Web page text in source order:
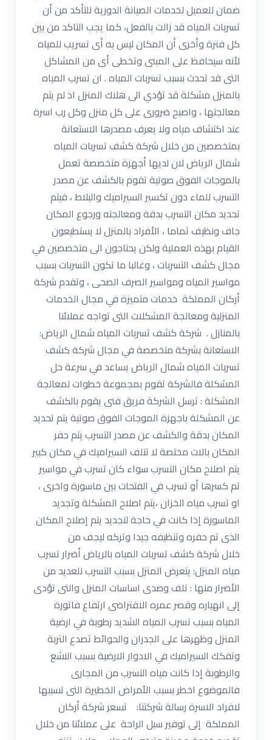
ضمان للعميل لخدمات الصيانة الدورية للتأكد من أن
تسربات المياه قد زالت بالفعل، كما يجب التاكد من بين
كل فترة وأخرى أن المكان ليس به أى تسريب للمياه
لأنه سيحافظ على المبنى وتخطى أى من المشاكل
التى قد تحدث بسبب تسربات المياه . ان تسرب المياه
بالمنزل مشكلة قد تؤدي الى هلاك المنزل اذ لم يتم
معالجتها ، واصبح ضرورى على كل منزل وكل رب اسرة
عند اكتشاف مياه ولا يعرف مصدرها الاستعانة
بمتخصصين من خلال شركة كشف تسربات المياه
شمال الرياض لان لديها أجهزة متخصصة تعمل
بالموجات الفوق صوتية تقوم بالكشف عن مصدر
التسرب للماء دون تكسير السيراميك والبلاط ، فيتم
تحديد مكان التسرب بدقة ومعالجته ورجوع المكان
جاف ونظيف تماما ، الأفراد بالمنزل لا يستطيعون
القيام بهذه العملية ولكن يحتاجون الى متخصصين في
مجال كشف التسربات ، وغالبا ما تكون التسربات بسبب
مواسير المياه ومواسير الصرف الصحى ، وتقدم شركة
أركان المملكة خدمات متميزة في مجال الخدمات
المنزلية ومعالجة المشكلات التى تواجه عملائنا
بالمنازل . شركة كشف تسربات المياه شمال الرياض:
الاستعانة بشركة متخصصة في مجال شركة كشف
تسربات المياه شمال الرياض يساعد في سرعة حل
المشكلة فالشركة تقوم بمجموعة خطوات لمعالجة
المشكلة : ترسل الشركة فريق فنى يقوم بالكشف
عن المشكلة باجهزة الموجات الفوق صوتية يتم تحديد
المكان بدقة والكشف عن مصدر التسرب يتم حفر
المكان بالات مختصة لا تتلف السيراميك في مكان كبير
يتم اصلاح مكان التسرب سواء كان تسرب في مواسير
تم كسرها أو تسرب في الفتحات بين ماسورة واخرى ،
او تسرب مياه الخزان ،يتم اصلاح المشكلة وتجديد
الماسورة إذا كانت في حاجة لتجديد يتم إصلاح المكان
الذى تم حفره وتنظيفه جيدا وتركه ليجف من
خلال شركة كشف تسربات المياه بالرياض أضرار تسرب
مياه المنزل: يتعرض المنزل بسبب التسرب للعديد من
الأضرار منها : تلف وصدى اساسات المنزل والتى تؤدى
إلى انهياره وقصر عمره الافتراضى ارتفاع فاتورة
المياه بسبب تسرب المياه الشديد رطوبة في ارضية
المنزل وظهرها على الجدران والحوائط تصدع التربة
وتفكك السيراميك في الادوار الارضية بسبب النشع
والرطوبة إذا كانت مياه التسرب من المجارى
فالموضوع اخطر بسبب الأمراض الخطيرة التى تسببها
لافراد الاسرة رسالة شركتنا: تسعر شركة أركان
المملكة إلى توفير سبل الراحة على عملائنا من خلال